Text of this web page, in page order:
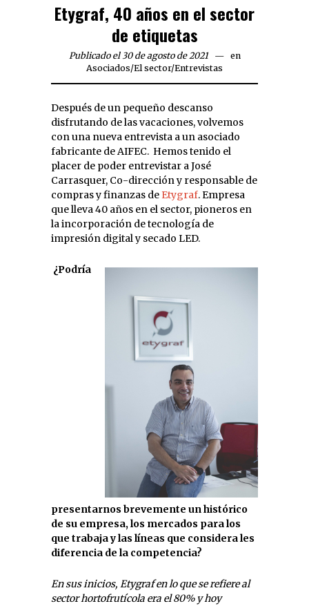
Etygraf, 40 años en el sector
de etiquetas
Publicado el 30 de agosto de 2021
en
Asociados/El sector/Entrevistas
Después de un pequeño descanso
disfrutando de las vacaciones, volvemos
con una nueva entrevista a un asociado
fabricante de AIFEC. Hemos tenido el
placer de poder entrevistar a José
Carrasquer, Co-dirección y responsable de
compras y finanzas de Etygraf. Empresa
que lleva 40 años en el sector, pioneros en
la incorporación de tecnología de
impresión digital y secado LED.
¿Podría
presentarnos brevemente un histórico
de su empresa, los mercados para los
que trabaja y las líneas que considera les
diferencia de la competencia?
En sus inicios, Etygraf en lo que se refiere al
sector hortofrutícola era el 80% y hoy